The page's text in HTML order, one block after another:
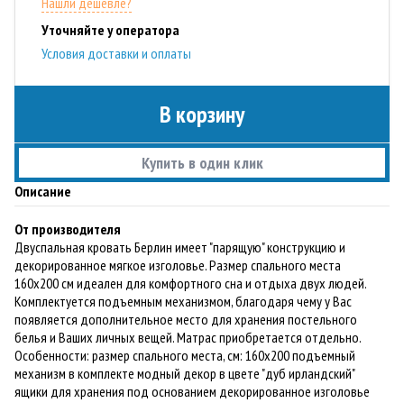
Уточняйте у оператора
Условия доставки и оплаты
В корзину
Купить в один клик
Описание
От производителя
Двуспальная кровать Берлин имеет "парящую" конструкцию и
декорированное мягкое изголовье. Размер спального места
160х200 см идеален для комфортного сна и отдыха двух людей.
Комплектуется подъемным механизмом, благодаря чему у Вас
появляется дополнительное место для хранения постельного
белья и Ваших личных вещей. Матрас приобретается отдельно.
Особенности: размер спального места, см: 160х200 подъемный
механизм в комплекте модный декор в цвете "дуб ирландский"
ящики для хранения под основанием декорированное изголовье